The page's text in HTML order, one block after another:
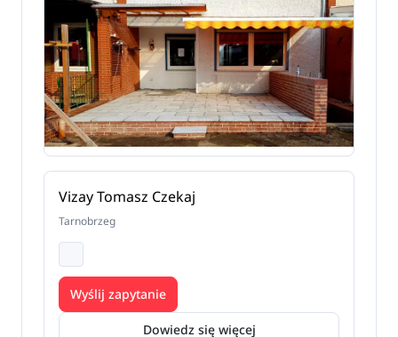
Vizay Tomasz Czekaj
Tarnobrzeg
Dowiedz się więcej
Wyślij zapytanie